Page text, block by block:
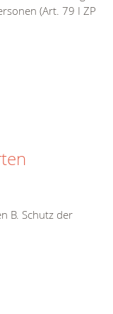
(Art. 79 I ZP
B. Schutz der